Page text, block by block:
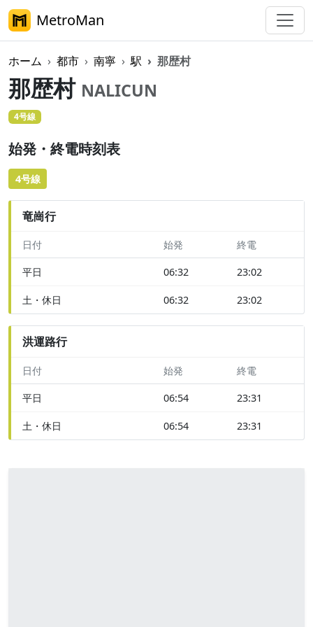
MetroMan
ホーム 都市 南寧 駅 那歴村
那歴村 NALICUN
4号線
始発・終電時刻表
4号線
竜崗行
日付 始発 終電
平日 06:32 23:02
土・休日 06:32 23:02
洪運路行
日付 始発 終電
平日 06:54 23:31
土・休日 06:54 23:31